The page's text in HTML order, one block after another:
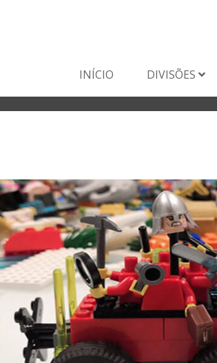
INÍCIO DIVISÕES